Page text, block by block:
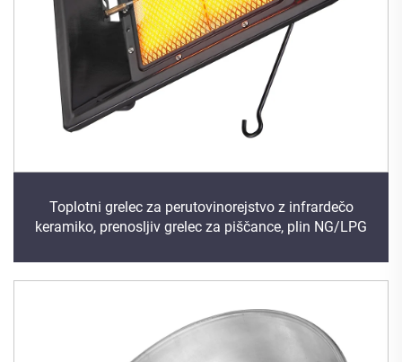
Toplotni grelec za perutovinorejstvo z infrardečo
keramiko, prenosljiv grelec za piščance, plin NG/LPG